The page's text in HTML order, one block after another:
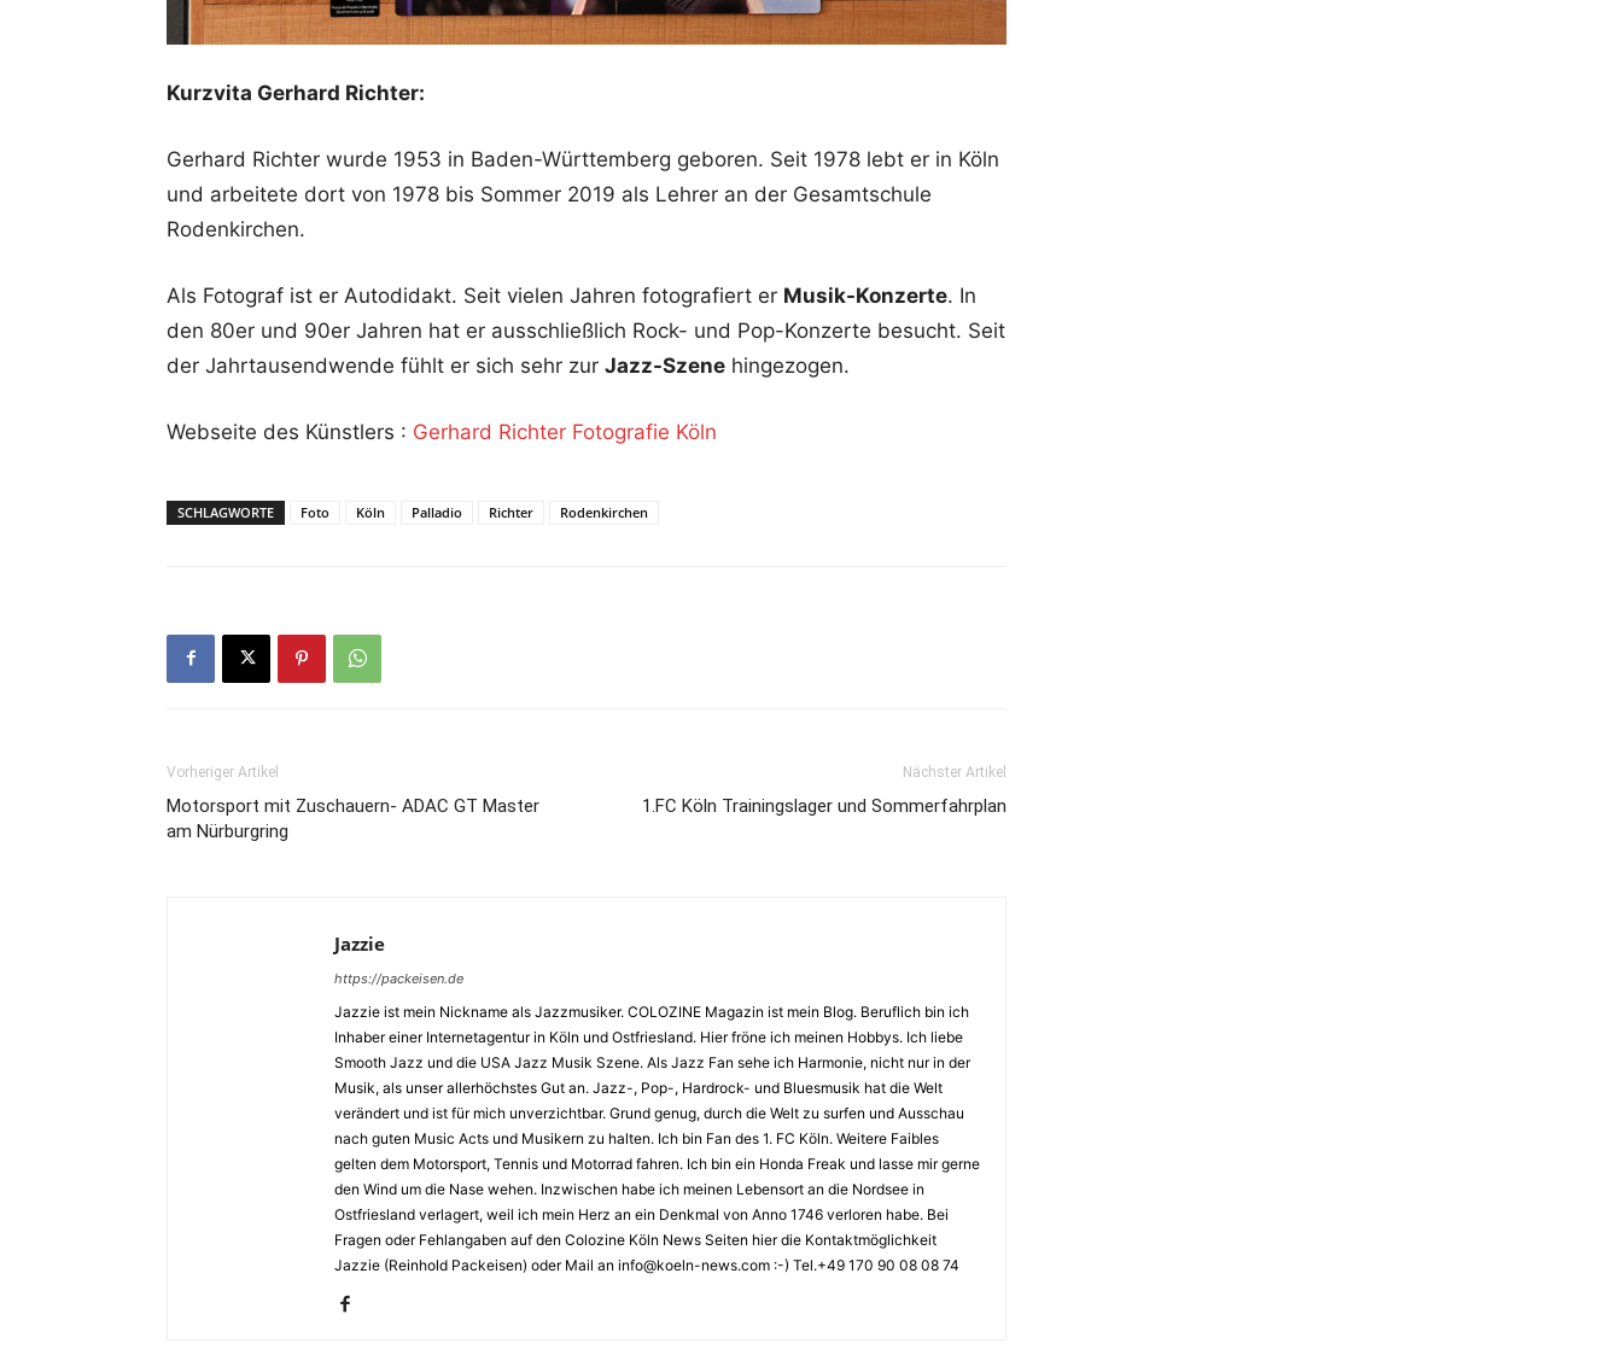
Kurzvita Gerhard Richter:
Gerhard Richter wurde 1953 in Baden-Württemberg geboren. Seit 1978 lebt er in Köln
und arbeitete dort von 1978 bis Sommer 2019 als Lehrer an der Gesamtschule
Rodenkirchen.
Als Fotograf ist er Autodidakt. Seit vielen Jahren fotografiert er Musik-Konzerte. In
den 80er und 90er Jahren hat er ausschließlich Rock- und Pop-Konzerte besucht. Seit
der Jahrtausendwende fühlt er sich sehr zur Jazz-Szene hingezogen.
Webseite des Künstlers : Gerhard Richter Fotografie Köln
SCHLAGWORTE Foto Köln Palladio Richter Rodenkirchen
Vorheriger Artikel
Motorsport mit Zuschauern- ADAC GT Master
am Nürburgring
Nächster Artikel
1.FC Köln Trainingslager und Sommerfahrplan
Jazzie
https://packeisen.de
Jazzie ist mein Nickname als Jazzmusiker. COLOZINE Magazin ist mein Blog. Beruflich bin ich
Inhaber einer Internetagentur in Köln und Ostfriesland. Hier fröne ich meinen Hobbys. Ich liebe
Smooth Jazz und die USA Jazz Musik Szene. Als Jazz Fan sehe ich Harmonie, nicht nur in der
Musik, als unser allerhöchstes Gut an. Jazz-, Pop-, Hardrock- und Bluesmusik hat die Welt
verändert und ist für mich unverzichtbar. Grund genug, durch die Welt zu surfen und Ausschau
nach guten Music Acts und Musikern zu halten. Ich bin Fan des 1. FC Köln. Weitere Faibles
gelten dem Motorsport, Tennis und Motorrad fahren. Ich bin ein Honda Freak und lasse mir gerne
den Wind um die Nase wehen. Inzwischen habe ich meinen Lebensort an die Nordsee in
Ostfriesland verlagert, weil ich mein Herz an ein Denkmal von Anno 1746 verloren habe. Bei
Fragen oder Fehlangaben auf den Colozine Köln News Seiten hier die Kontaktmöglichkeit
Jazzie (Reinhold Packeisen) oder Mail an info@koeln-news.com :-) Tel.+49 170 90 08 08 74